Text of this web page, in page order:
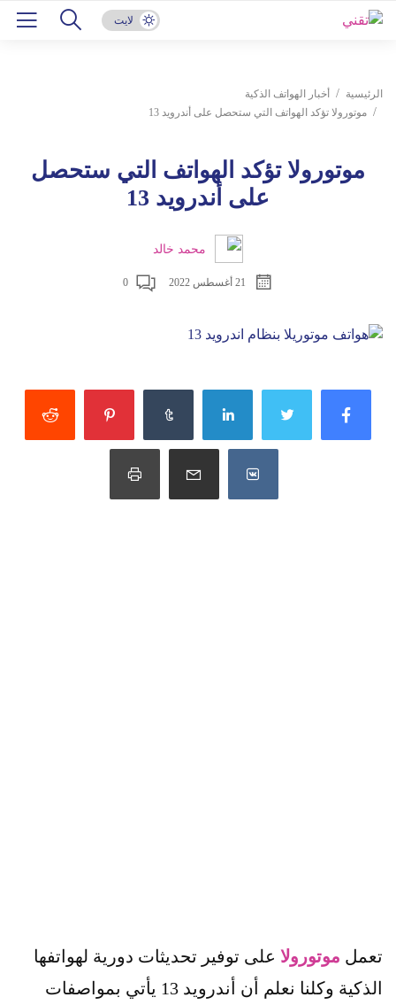
لايت
الرئيسية
أخبار الهواتف الذكية
موتورولا تؤكد الهواتف التي ستحصل على أندرويد 13
موتورولا تؤكد الهواتف التي ستحصل
على أندرويد 13
محمد خالد
21 أغسطس 2022 0
تعمل موتورولا على توفير تحديثات دورية لهواتفها
الذكية وكلنا نعلم أن أندرويد 13 يأتي بمواصفات